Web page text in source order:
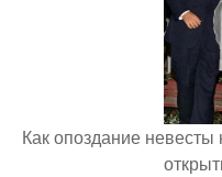
Как опоздание